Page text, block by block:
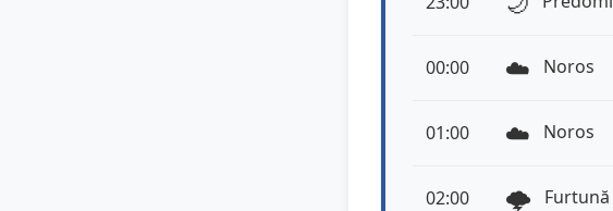
00:00 ☁️ Noros
01:00 ☁️ Noros
02:00 🌩️ Furtună